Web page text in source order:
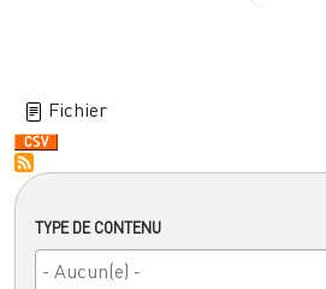
TYPE DE CONTENU
Fichier